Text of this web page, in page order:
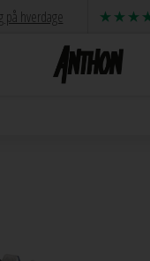
på hverdage